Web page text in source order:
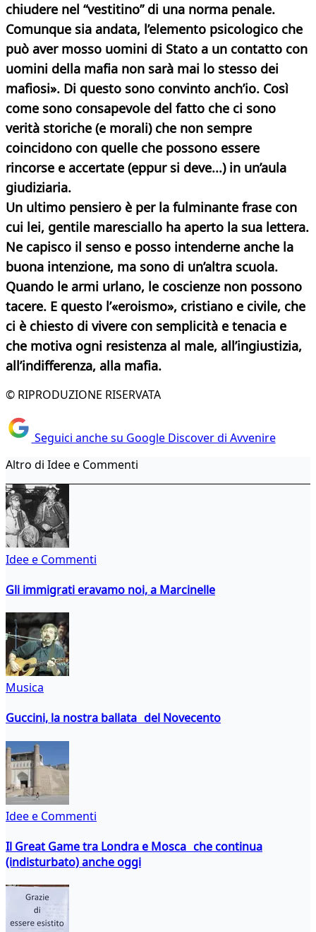
chiudere nel “vestitino” di una norma penale.
Comunque sia andata, l’elemento psicologico che
può aver mosso uomini di Stato a un contatto con
uomini della mafia non sarà mai lo stesso dei
mafiosi». Di questo sono convinto anch’io. Così
come sono consapevole del fatto che ci sono
verità storiche (e morali) che non sempre
coincidono con quelle che possono essere
rincorse e accertate (eppur si deve...) in un’aula
giudiziaria.
Un ultimo pensiero è per la fulminante frase con
cui lei, gentile maresciallo ha aperto la sua lettera.
Ne capisco il senso e posso intenderne anche la
buona intenzione, ma sono di un’altra scuola.
Quando le armi urlano, le coscienze non possono
tacere. E questo l’«eroismo», cristiano e civile, che
ci è chiesto di vivere con semplicità e tenacia e
che motiva ogni resistenza al male, all’ingiustizia,
all’indifferenza, alla mafia.
© RIPRODUZIONE RISERVATA
Seguici anche su Google Discover di Avvenire
Altro di Idee e Commenti
Idee e Commenti
Gli immigrati eravamo noi, a Marcinelle
Musica
Guccini, la nostra ballata del Novecento
Idee e Commenti
Il Great Game tra Londra e Mosca che continua
(indisturbato) anche oggi